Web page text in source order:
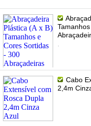
.
Cabo
2,4m